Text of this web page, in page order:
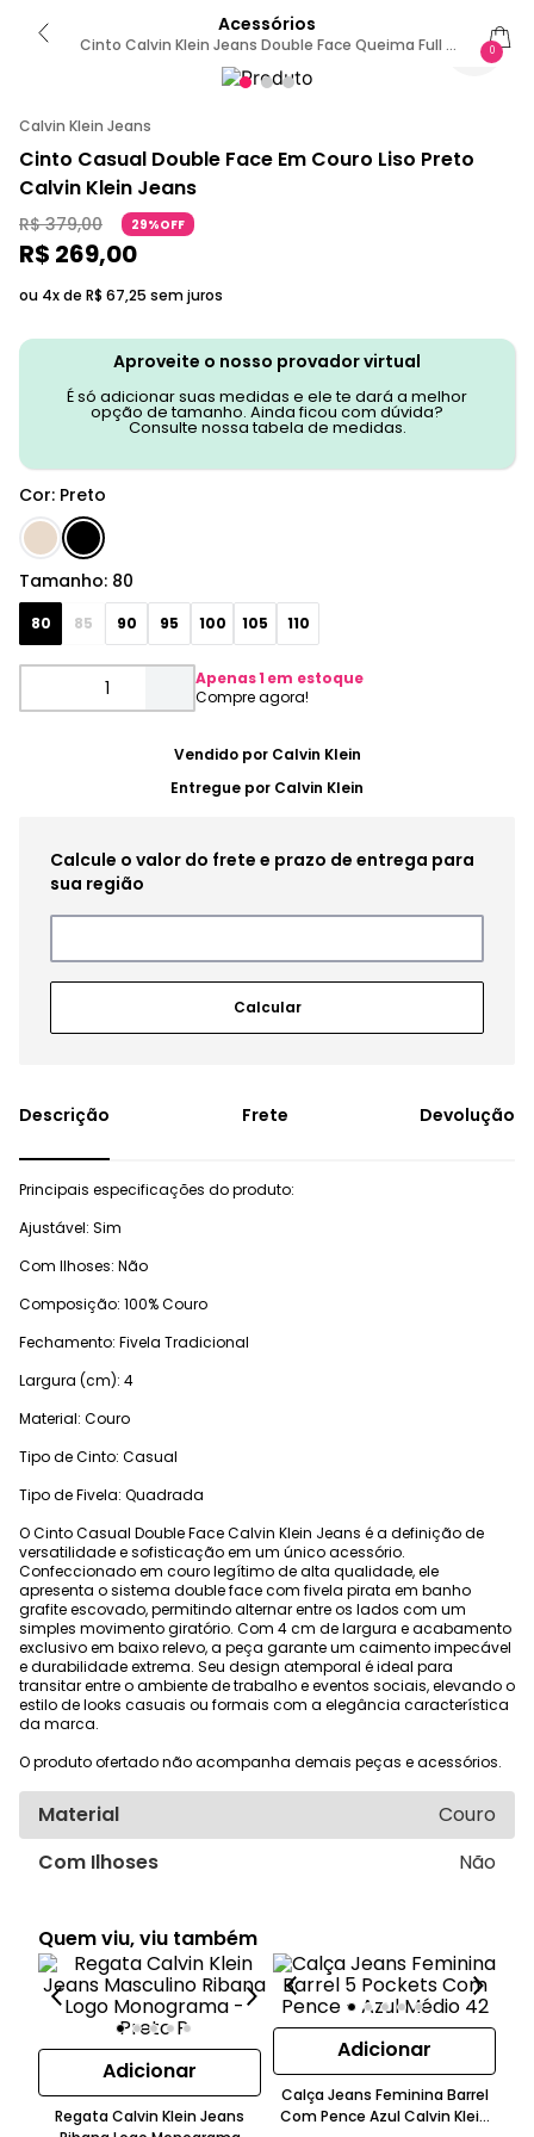
Acessórios
Cinto Calvin Klein Jeans Double Face Queima Full -
Preto 80
0
Calvin Klein Jeans
Cinto Casual Double Face Em Couro Liso Preto
Calvin Klein Jeans
R$ 379,00 29%OFF
R$ 269,00
ou 4x de R$ 67,25 sem juros
Aproveite o nosso provador virtual
É só adicionar suas medidas e ele te dará a melhor
opção de tamanho. Ainda ficou com dúvida?
Consulte nossa tabela de medidas.
Tamanho: 80
80 85 90 95 100 105 110
Cor: Preto
Apenas1 em estoque
Vendido por Calvin Klein
Entregue por Calvin Klein
Frete Devolução
Principais especificações do produto:
Ajustável: Sim
Com Ilhoses: Não
Composição: 100% Couro
Fechamento: Fivela Tradicional
Largura (cm): 4
Material: Couro
Tipo de Cinto: Casual
Tipo de Fivela: Quadrada
O Cinto Casual Double Face Calvin Klein Jeans é a definição de
versatilidade e sofisticação em um único acessório.
Confeccionado em couro legítimo de alta qualidade, ele
apresenta o sistema double face com fivela pirata em banho
grafite escovado, permitindo alternar entre os lados com um
simples movimento giratório. Com 4 cm de largura e acabamento
exclusivo em baixo relevo, a peça garante um caimento impecável
e durabilidade extrema. Seu design atemporal é ideal para
transitar entre o ambiente de trabalho e eventos sociais, elevando o
estilo de looks casuais ou formais com a elegância característica
da marca.
O produto ofertado não acompanha demais peças e acessórios.
Material
Couro
Com Ilhoses
Não
Quem viu, viu também
Adicionar
Regata Calvin Klein Jeans
Adicionar
Calça Jeans Feminina Barrel
Com Pence Azul Calvin Klein